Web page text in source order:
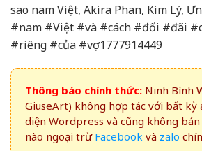
sao nam Việt, Akira Phan, Kim Lý,
#nam #Việt #và #cách #đối #đãi
#riêng #của #vợ1777914449
Thông báo chính thức: Ninh Bình
GiuseArt) không hợp tác với bất kỳ
diện Wordpress và cũng không
nào ngoại trừ Facebook và zalo